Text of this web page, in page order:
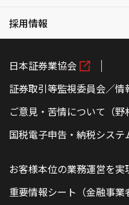
採用情報
日本証券業協会
証券取引等監視委員会／情
ご意見・苦情について（野
国税電子申告・納税システ
お客様本位の業務運営を
重要情報シート（金融事業